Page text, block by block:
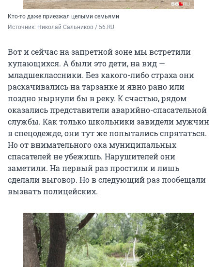
Кто-то даже приезжал целыми семьями
Источник: Николай Сальников / 56.RU
Вот и сейчас на запретной зоне мы встретили
купающихся. А были это дети, на вид —
младшеклассники. Без какого-либо страха они
раскачивались на тарзанке и явно рано или
поздно нырнули бы в реку. К счастью, рядом
оказались представители аварийно-спасательной
службы. Как только школьники завидели мужчин
в спецодежде, они тут же попытались спрятаться.
Но от внимательного ока муниципальных
спасателей не убежишь. Нарушителей они
заметили. На первый раз простили и лишь
сделали выговор. Но в следующий раз пообещали
вызвать полицейских.